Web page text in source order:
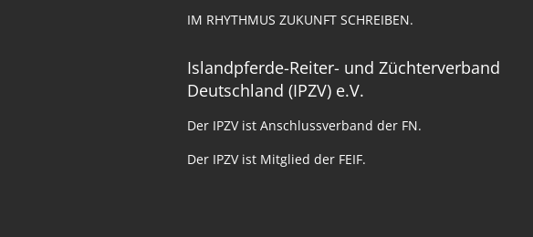
IM RHYTHMUS ZUKUNFT SCHREIBEN.
Islandpferde-Reiter- und Züchterverband
Deutschland (IPZV) e.V.
Der IPZV ist Anschlussverband der FN.
Der IPZV ist Mitglied der FEIF.